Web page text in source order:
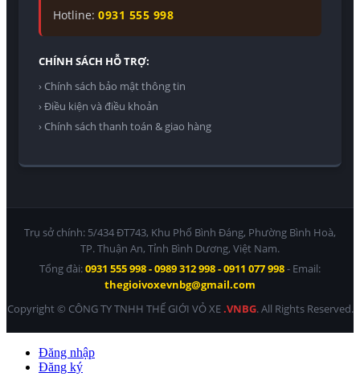
Hotline: 0931 555 998
CHÍNH SÁCH HỖ TRỢ:
› Chính sách bảo mật thông tin
› Điều kiện và điều khoản
› Chính sách thanh toán & giao hàng
Trụ sở chính: 5/434 ĐT743, Khu Phố Bình Đáng, Phường Bình Hoà,
TP. Thuận An, Tỉnh Bình Dương, Việt Nam.
Tổng đài:0931 555 998 - 0989 312 998 - 0911 077 998- Email:
thegioivoxevnbg@gmail.com
Copyright © CÔNG TY TNHH THẾ GIỚI VỎ XE.VNBG. All Rights Reserved.
Đăng nhập
Đăng ký